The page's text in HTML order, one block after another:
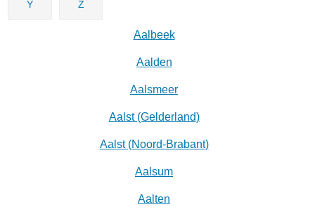
Y Z
Aalbeek
Aalden
Aalsmeer
Aalst (Gelderland)
Aalst (Noord-Brabant)
Aalsum
Aalten